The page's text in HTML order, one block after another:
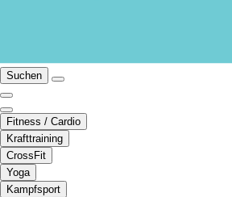
Suchen
Fitness / Cardio
Krafttraining
CrossFit
Yoga
Kampfsport